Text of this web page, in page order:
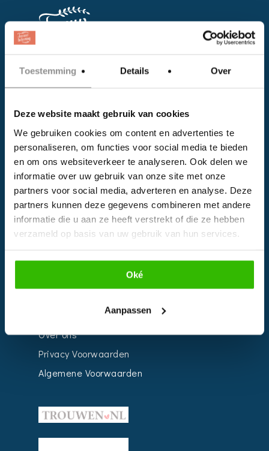
Toestemming Details Over
Deze website maakt gebruik van cookies
We gebruiken cookies om content en advertenties te
personaliseren, om functies voor social media te bieden
en om ons websiteverkeer te analyseren. Ook delen we
informatie over uw gebruik van onze site met onze
partners voor social media, adverteren en analyse. Deze
partners kunnen deze gegevens combineren met andere
informatie die u aan ze heeft verstrekt of die ze hebben
verzameld op basis van uw gebruik van hun services.
Oké
Aanpassen
EVENTS
Kalender
Bedrijven
Impressie
Weddingplanner
Over ons
Privacy Voorwaarden
Algemene Voorwaarden